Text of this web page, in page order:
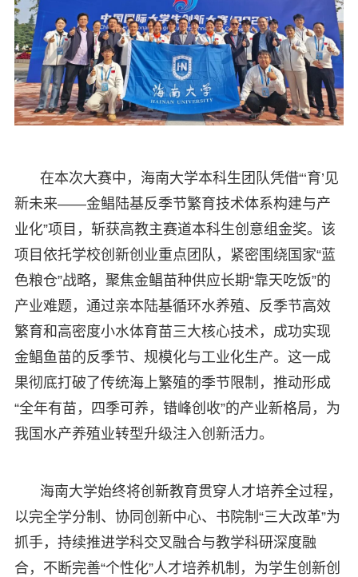
在本次大赛中，海南大学本科生团队凭借“‘育’见
新未来——金鲳陆基反季节繁育技术体系构建与产
业化”项目，斩获高教主赛道本科生创意组金奖。该
项目依托学校创新创业重点团队，紧密围绕国家“蓝
色粮仓”战略，聚焦金鲳苗种供应长期“靠天吃饭”的
产业难题，通过亲本陆基循环水养殖、反季节高效
繁育和高密度小水体育苗三大核心技术，成功实现
金鲳鱼苗的反季节、规模化与工业化生产。这一成
果彻底打破了传统海上繁殖的季节限制，推动形成
“全年有苗，四季可养，错峰创收”的产业新格局，为
我国水产养殖业转型升级注入创新活力。
海南大学始终将创新教育贯穿人才培养全过程，
以完全学分制、协同创新中心、书院制“三大改革”为
抓手，持续推进学科交叉融合与教学科研深度融
合，不断完善“个性化”人才培养机制，为学生创新创